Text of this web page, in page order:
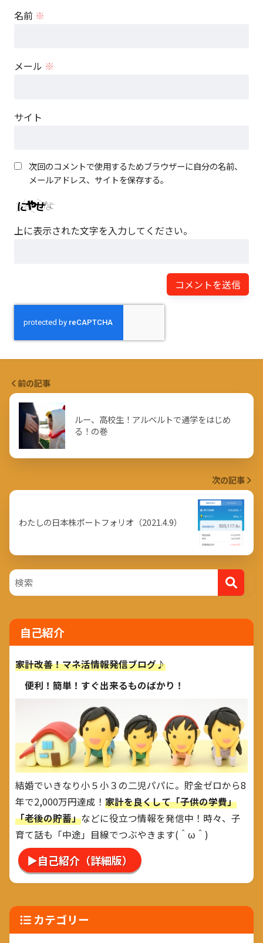
名前 ※
メール ※
サイト
次回のコメントで使用するためブラウザーに自分の名前、
メールアドレス、サイトを保存する。
上に表示された文字を入力してください。
前の記事
ルー、高校生！アルベルトで通学をはじめ
る！の巻
次の記事
わたしの日本株ポートフォリオ（2021.4.9）
自己紹介
家計改善！マネ活情報発信ブログ♪
便利！簡単！すぐ出来るものばかり！
結婚でいきなり小５小３の二児パパに。貯金ゼロから8
年で2,000万円達成！ 家計を良くして「子供の学費」
「老後の貯蓄」などに役立つ情報を発信中！時々、子
育て話も「中途」目線でつぶやきます(＾ω＾)
▶自己紹介（詳細版）
カテゴリー